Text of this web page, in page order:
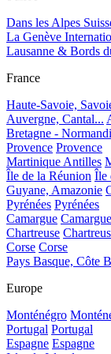
Dans les Alpes
La Genève
Lausanne & Bords
France
Haute-Savoie,
Auvergne, Cantal...
Bretagne -
Provence Provence
Martinique Antilles
Île de la Réunion Île
Guyane, Amazonie
Pyrénées Pyrénées
Camargue Camargue
Chartreuse
Corse Corse
Pays Basque, Côte
Europe
Monténégro
Portugal Portugal
Espagne Espagne